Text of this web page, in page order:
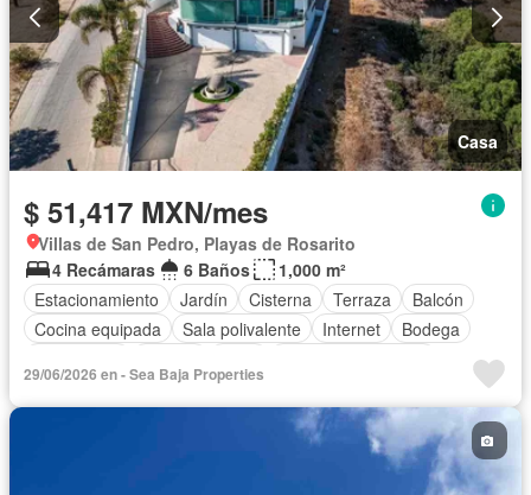
Casa
$ 51,417 MXN/mes
Villas de San Pedro, Playas de Rosarito
4 Recámaras
6 Baños
1,000 m²
Estacionamiento
Jardín Cisterna Terraza
Balcón
Cocina equipada
Sala polivalente Internet
Bodega
Televisión por cable
Chimenea
Vista panorámica
Solo familias
29/06/2026 en - Sea Baja Properties